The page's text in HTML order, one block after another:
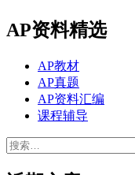
AP资料精选
AP教材
AP真题
AP资料汇编
课程辅导
搜